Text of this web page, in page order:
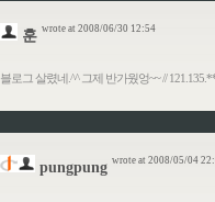
훈 wrote at 2008/06/30 12:54
블로그 살렸네.^^ 그제 반가웠엉~~ //
pungpung wrote at 2008/05/04